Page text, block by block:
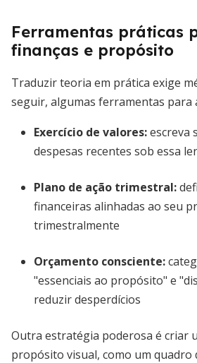
Ferramentas práticas
finanças e propósito
Traduzir teoria em prática exige
seguir, algumas ferramentas para
Exercício de valores:escreva
despesas recentes sob essa
Plano de ação trimestral:
financeiras alinhadas ao seu
trimestralmente
Orçamento consciente:
"essenciais ao propósito" e
reduzir desperdícios
Outra estratégia poderosa é criar
propósito visual, como um quadro